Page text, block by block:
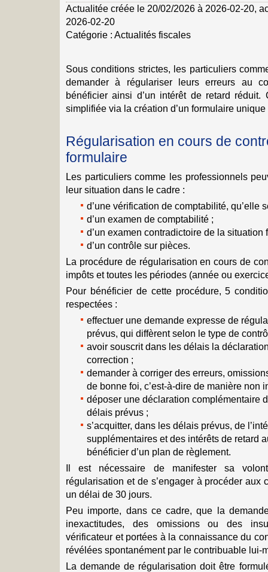
Actualitée créée le 20/02/2026 à 2026-02-20,
2026-02-20
Catégorie : Actualités fiscales
Sous conditions strictes, les particuliers
demander à régulariser leurs erreurs au
bénéficier ainsi d’un intérêt de retard réduit.
simplifiée via la création d’un formulaire
Régularisation en cours de
formulaire
Les particuliers comme les professionnels
leur situation dans le cadre :
d’une vérification de comptabilité, qu’elle
d’un examen de comptabilité ;
d’un examen contradictoire de la
d’un contrôle sur pièces.
La procédure de régularisation en cours de
impôts et toutes les périodes (année ou
Pour bénéficier de cette procédure, 5
respectées :
effectuer une demande expresse de
prévus, qui diffèrent selon le type de
avoir souscrit dans les délais la
correction ;
demander à corriger des erreurs,
de bonne foi, c’est-à-dire de manière non
déposer une déclaration complémentaire
délais prévus ;
s’acquitter, dans les délais prévus, de
supplémentaires et des intérêts de retard
bénéficier d’un plan de règlement.
Il est nécessaire de manifester sa
régularisation et de s’engager à procéder aux
un délai de 30 jours.
Peu importe, dans ce cadre, que la
inexactitudes, des omissions ou des
vérificateur et portées à la connaissance du
révélées spontanément par le contribuable lui-
La demande de régularisation doit être